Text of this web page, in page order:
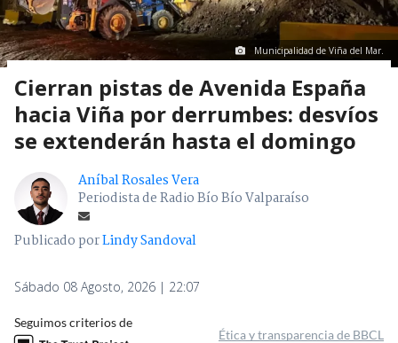
Municipalidad de Viña del Mar.
Cierran pistas de Avenida España
hacia Viña por derrumbes: desvíos
se extenderán hasta el domingo
Aníbal Rosales Vera
Periodista de Radio Bío Bío Valparaíso
Publicado porLindy Sandoval
Sábado 08 Agosto, 2026 | 22:07
Seguimos criterios de
Ética y transparencia de BBCL